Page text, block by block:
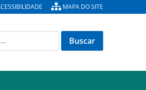
MAPA DO SITE